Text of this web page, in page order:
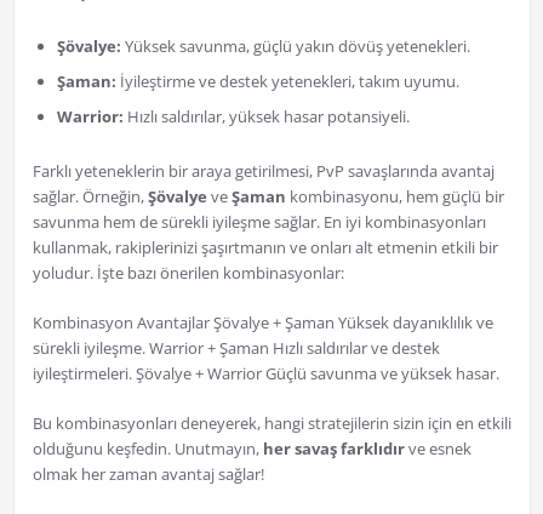
Şövalye: Yüksek savunma, güçlü yakın dövüş yetenekleri.
Şaman: İyileştirme ve destek yetenekleri, takım uyumu.
Warrior: Hızlı saldırılar, yüksek hasar potansiyeli.
Farklı yeteneklerin bir araya getirilmesi, PvP savaşlarında avantaj
sağlar. Örneğin,Şövalye veŞaman kombinasyonu, hem güçlü bir
savunma hem de sürekli iyileşme sağlar. En iyi kombinasyonları
kullanmak, rakiplerinizi şaşırtmanın ve onları alt etmenin etkili bir
yoludur. İşte bazı önerilen kombinasyonlar:
Kombinasyon Avantajlar Şövalye + Şaman Yüksek dayanıklılık ve
sürekli iyileşme. Warrior + Şaman Hızlı saldırılar ve destek
iyileştirmeleri. Şövalye + Warrior Güçlü savunma ve yüksek hasar.
Bu kombinasyonları deneyerek, hangi stratejilerin sizin için en etkili
olduğunu keşfedin. Unutmayın, her savaş farklıdırve esnek
olmak her zaman avantaj sağlar!